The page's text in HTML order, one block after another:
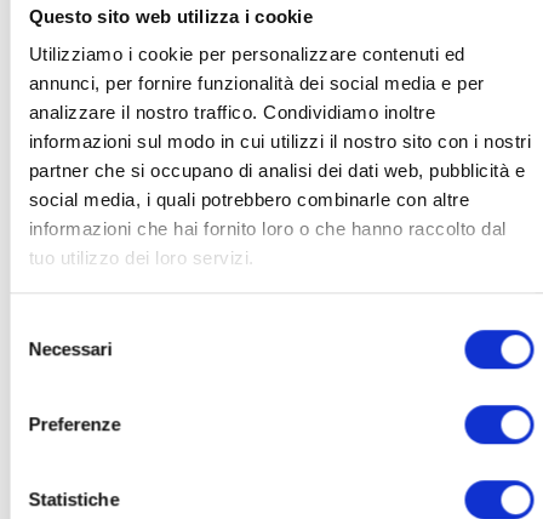
Questo sito web utilizza i cookie
Utilizziamo i cookie per personalizzare contenuti ed
annunci, per fornire funzionalità dei social media e per
analizzare il nostro traffico. Condividiamo inoltre
informazioni sul modo in cui utilizzi il nostro sito con i nostri
partner che si occupano di analisi dei dati web, pubblicità e
social media, i quali potrebbero combinarle con altre
informazioni che hai fornito loro o che hanno raccolto dal
tuo utilizzo dei loro servizi.
delNecessari
Preferenze
Statistiche
ÜBER UNS
Red Therapy ist eine Marke der Top Life Project S.r.l
Lampen für die Photobiomodulation vertreibt.
KATEGORIEN
Photobiomodulation(1)